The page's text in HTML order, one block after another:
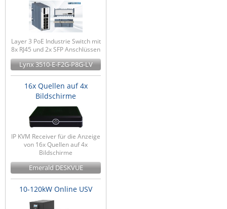
Layer 3 PoE Industrie Switch mit
8x RJ45 und 2x SFP Anschlüssen
Lynx 3510-E-F2G-P8G-LV
16x Quellen auf 4x
Bildschirme
IP KVM Receiver für die Anzeige
von 16x Quellen auf 4x
Bildschirme
Emerald DESKVUE
10-120kW Online USV